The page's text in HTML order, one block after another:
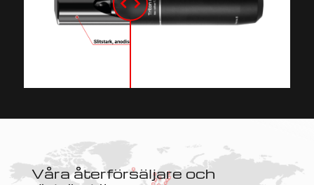
Våra återförsäljare och